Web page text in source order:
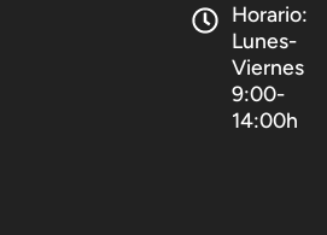
Horario:
Lunes-
Viernes
9:00-
14:00h